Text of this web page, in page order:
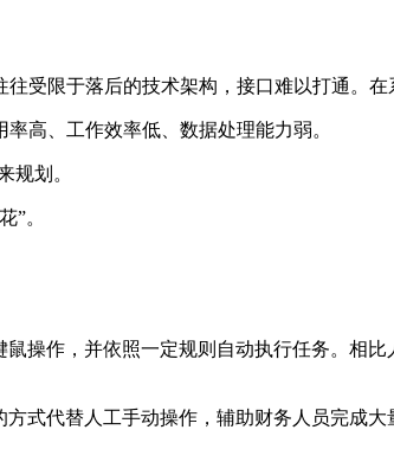
受限于落后的技术架构，接口难以打通。
高、工作效率低、数据处理能力弱。
规划。
”。
操作，并依照一定规则自动执行任务。相
式代替人工手动操作，辅助财务人员完成大